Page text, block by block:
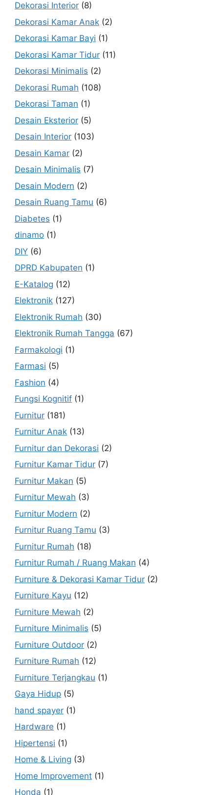
Dekorasi Interior (8)
Dekorasi Kamar Anak (2)
Dekorasi Kamar Bayi (1)
Dekorasi Kamar Tidur (11)
Dekorasi Minimalis (2)
Dekorasi Rumah (108)
Dekorasi Taman (1)
Desain Eksterior (5)
Desain Interior (103)
Desain Kamar (2)
Desain Minimalis (7)
Desain Modern (2)
Desain Ruang Tamu (6)
Diabetes (1)
dinamo (1)
DIY (6)
DPRD Kabupaten (1)
E-Katalog (12)
Elektronik (127)
Elektronik Rumah (30)
Elektronik Rumah Tangga (67)
Farmakologi (1)
Farmasi (5)
Fashion (4)
Fungsi Kognitif (1)
Furnitur (181)
Furnitur Anak (13)
Furnitur dan Dekorasi (2)
Furnitur Kamar Tidur (7)
Furnitur Makan (5)
Furnitur Mewah (3)
Furnitur Modern (2)
Furnitur Ruang Tamu (3)
Furnitur Rumah (18)
Furnitur Rumah / Ruang Makan (4)
Furniture & Dekorasi Kamar Tidur (2)
Furniture Kayu (12)
Furniture Mewah (2)
Furniture Minimalis (5)
Furniture Outdoor (2)
Furniture Rumah (12)
Furniture Terjangkau (1)
Gaya Hidup (5)
hand spayer (1)
Hardware (1)
Hipertensi (1)
Home & Living (3)
Home Improvement (1)
Honda (1)